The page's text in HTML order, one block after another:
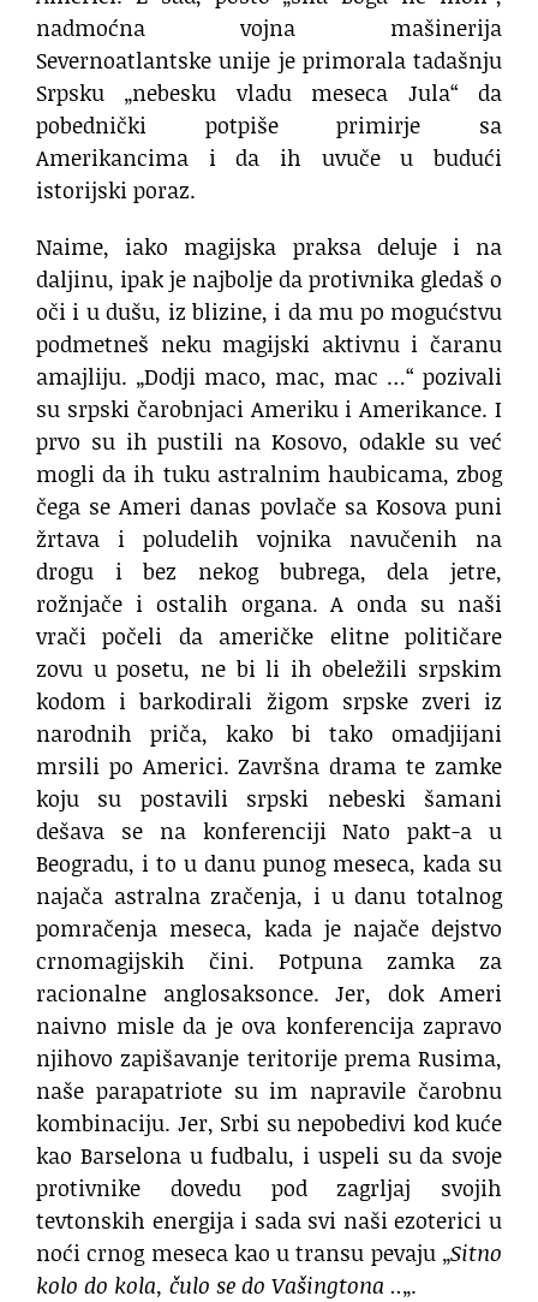
nadmoćna vojna mašinerija
Severnoatlantske unije je primorala tadašnju
Srpsku „nebesku vladu meseca Jula“ da
pobednički potpiše primirje sa
Amerikancima i da ih uvuče u budući
istorijski poraz.
Naime, iako magijska praksa deluje i na
daljinu, ipak je najbolje da protivnika gledaš o
oči i u dušu, iz blizine, i da mu po mogućstvu
podmetneš neku magijski aktivnu i čaranu
amajliju. „Dodji maco, mac, mac …“ pozivali
su srpski čarobnjaci Ameriku i Amerikance. I
prvo su ih pustili na Kosovo, odakle su već
mogli da ih tuku astralnim haubicama, zbog
čega se Ameri danas povlače sa Kosova puni
žrtava i poludelih vojnika navučenih na
drogu i bez nekog bubrega, dela jetre,
rožnjače i ostalih organa. A onda su naši
vrači počeli da američke elitne političare
zovu u posetu, ne bi li ih obeležili srpskim
kodom i barkodirali žigom srpske zveri iz
narodnih priča, kako bi tako omadjijani
mrsili po Americi. Završna drama te zamke
koju su postavili srpski nebeski šamani
dešava se na konferenciji Nato pakt-a u
Beogradu, i to u danu punog meseca, kada su
najača astralna zračenja, i u danu totalnog
pomračenja meseca, kada je najače dejstvo
crnomagijskih čini. Potpuna zamka za
racionalne anglosaksonce. Jer, dok Ameri
naivno misle da je ova konferencija zapravo
njihovo zapišavanje teritorije prema Rusima,
naše parapatriote su im napravile čarobnu
kombinaciju. Jer, Srbi su nepobedivi kod kuće
kao Barselona u fudbalu, i uspeli su da svoje
protivnike dovedu pod zagrljaj svojih
tevtonskih energija i sada svi naši ezoterici u
noći crnog meseca kao u transu pevaju „Sitno
kolo do kola, čulo se do Vašingtona ..„.